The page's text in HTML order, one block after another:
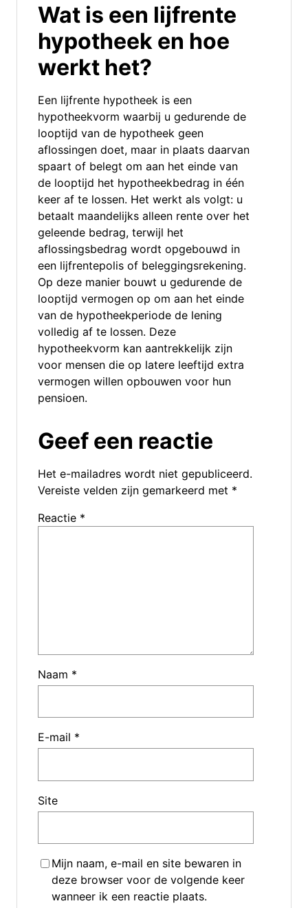
Wat is een lijfrente
hypotheek en hoe
werkt het?
Een lijfrente hypotheek is een
hypotheekvorm waarbij u gedurende de
looptijd van de hypotheek geen
aflossingen doet, maar in plaats daarvan
spaart of belegt om aan het einde van
de looptijd het hypotheekbedrag in één
keer af te lossen. Het werkt als volgt: u
betaalt maandelijks alleen rente over het
geleende bedrag, terwijl het
aflossingsbedrag wordt opgebouwd in
een lijfrentepolis of beleggingsrekening.
Op deze manier bouwt u gedurende de
looptijd vermogen op om aan het einde
van de hypotheekperiode de lening
volledig af te lossen. Deze
hypotheekvorm kan aantrekkelijk zijn
voor mensen die op latere leeftijd extra
vermogen willen opbouwen voor hun
pensioen.
Geef een reactie
Het e-mailadres wordt niet gepubliceerd.
Vereiste velden zijn gemarkeerd met *
Reactie *
Naam *
E-mail *
Site
Mijn naam, e-mail en site bewaren in
deze browser voor de volgende keer
wanneer ik een reactie plaats.